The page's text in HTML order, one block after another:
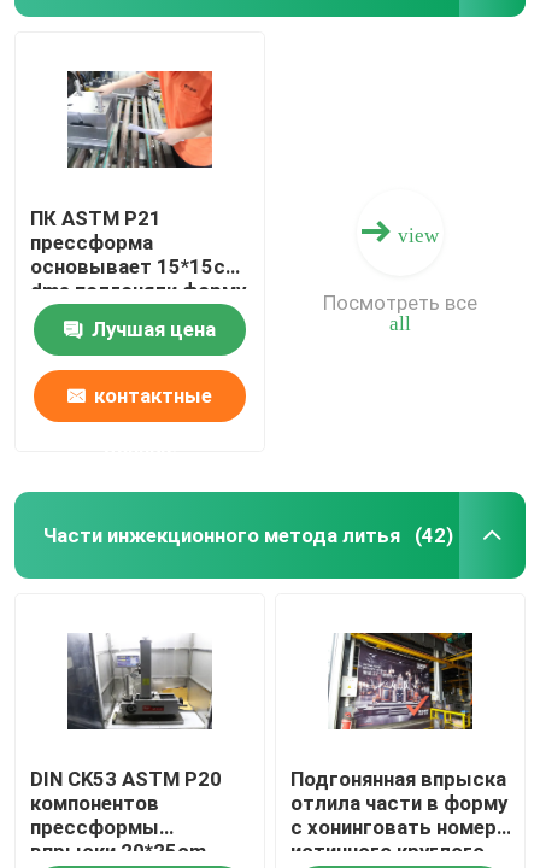
Главная страница
Продукция
Ролики
ПК ASTM P21
прессформа
основывает 15*15cm
dme подгоняли форму
Лучшая цена
контактные
view
all
Посмотреть все
Части инжекционного метода литья (42)
DIN CK53 ASTM P20
компонентов
прессформы
впрыски 20*25cm-
Подгонянная впрыска
отлила части в форму
с хонинговать номер
истинного круглого